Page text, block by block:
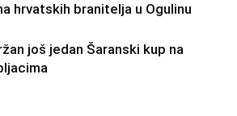
hrvatskih branitelja u Ogulinu
još jedan Šaranski kup na